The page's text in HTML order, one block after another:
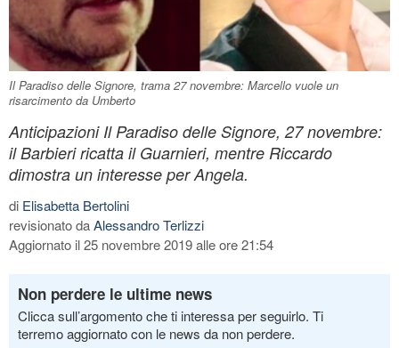
Il Paradiso delle Signore, trama 27 novembre: Marcello vuole un
risarcimento da Umberto
Anticipazioni Il Paradiso delle Signore, 27 novembre:
il Barbieri ricatta il Guarnieri, mentre Riccardo
dimostra un interesse per Angela.
di Elisabetta Bertolini
revisionato daAlessandro Terlizzi
Aggiornato il 25 novembre 2019 alle ore 21:54
Non perdere le ultime news
Clicca sull’argomento che ti interessa per seguirlo. Ti
terremo aggiornato con le news da non perdere.